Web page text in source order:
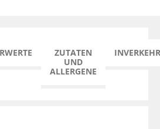
ZUTATEN
UND
ALLERGENE